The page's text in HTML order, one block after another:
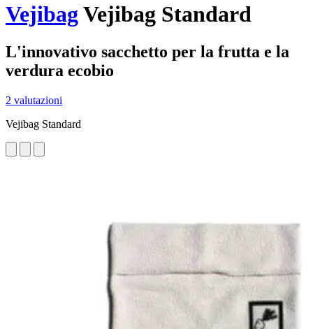
VejibagVejibag Standard
L'innovativo sacchetto per la frutta e la
verdura ecobio
2 valutazioni
Vejibag Standard